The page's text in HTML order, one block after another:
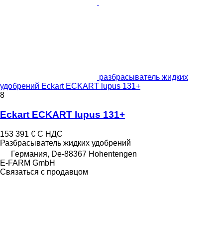
разбрасыватель жидких
удобрений Eckart ECKART lupus 131+
8
Eckart ECKART lupus 131+
153 391 € С НДС
Разбрасыватель жидких удобрений
Германия, De-88367 Hohentengen
E-FARM GmbH
Связаться с продавцом